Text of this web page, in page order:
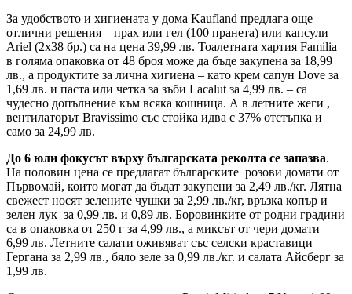
За удобството и хигиената у дома Kaufland предлага още
отлични решения – прах или гел (100 пранета) или капсули
Ariel (2х38 бр.) са на цена 39,99 лв. Тоалетната хартия Familia
в голяма опаковка от 48 броя може да бъде закупена за 18,99
лв., а продуктите за лична хигиена – като крем сапун Dove за
1,69 лв. и паста или четка за зъби Lacalut за 4,99 лв. – са
чудесно допълнение към всяка кошница. А в летните жеги ,
вентилаторът Bravissimo със стойка идва с 37% отстъпка и
само за 24,99 лв.
До 6 юли фокусът върху българската реколта се запазва.
На половин цена се предлагат българските розови домати от
Първомай, които могат да бъдат закупени за 2,49 лв./кг. Лятна
свежест носят зелените чушки за 2,99 лв./кг, връзка копър и
зелен лук за 0,99 лв. и 0,89 лв. Боровинките от родни градини
са в опаковка от 250 г за 4,99 лв., а миксът от чери домати –
6,99 лв. Летните салати оживяват със селски краставици
Гергана за 2,99 лв., бяло зеле за 0,99 лв./кг. и салата Айсберг за
1,99 лв.